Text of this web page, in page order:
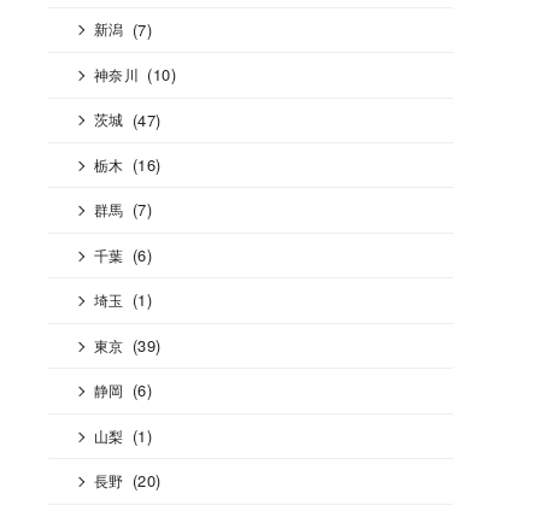
新潟 (7)
神奈川 (10)
茨城 (47)
栃木 (16)
群馬 (7)
千葉 (6)
埼玉 (1)
東京 (39)
静岡 (6)
山梨 (1)
長野 (20)